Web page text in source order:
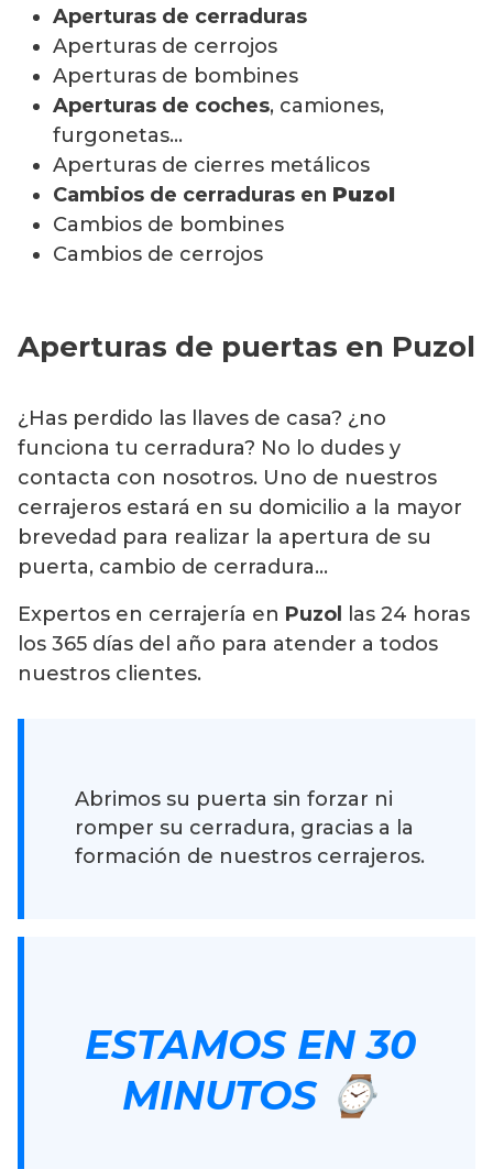
Aperturas de cerraduras
Aperturas de cerrojos
Aperturas de bombines
Aperturas de coches, camiones,
furgonetas…
Aperturas de cierres metálicos
Cambios de cerraduras en Puzol
Cambios de bombines
Cambios de cerrojos
Aperturas de puertas en Puzol
¿Has perdido las llaves de casa? ¿no
funciona tu cerradura? No lo dudes y
contacta con nosotros. Uno de nuestros
cerrajeros estará en su domicilio a la mayor
brevedad para realizar la apertura de su
puerta, cambio de cerradura…
Expertos en cerrajería en Puzol las 24 horas
los 365 días del año para atender a todos
nuestros clientes.
Abrimos su puerta sin forzar ni
romper su cerradura, gracias a la
formación de nuestros cerrajeros.
ESTAMOS EN 30
MINUTOS ⌚